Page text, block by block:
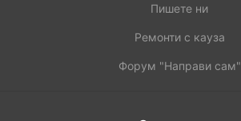
Пишете ни
Ремонти с кауза
Форум "Направи сам"